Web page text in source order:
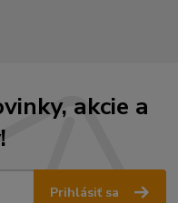
akcie a
Prihlásiť sa